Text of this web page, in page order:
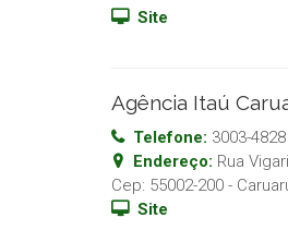
Site
Agência Itaú
Telefone: 3003-4828
Endereço: Rua
Cep: 55002-200 -
Site